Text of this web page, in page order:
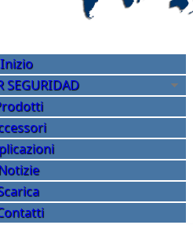
Inizio
SEGURIDAD